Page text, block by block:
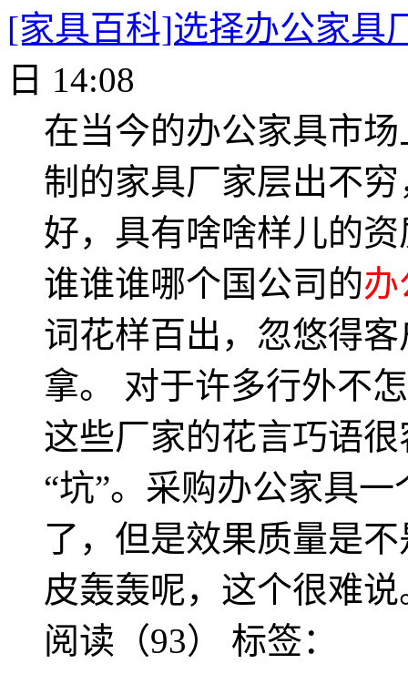
[家具百科]选择办公家具
日 14:08
在当今的办公家具市
制的家具厂家层出不
好，具有啥啥样儿的
谁谁谁哪个国公司的
词花样百出，忽悠得
拿。 对于许多行外不
这些厂家的花言巧语
“坑”。采购办公家具
了，但是效果质量是
皮轰轰呢，这个很难说
阅读（93） 标签：